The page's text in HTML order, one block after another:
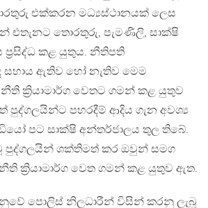
එක්කරන මධ්‍යස්ථානයක් ලෙස
එතැනට තොරතුරු, පැමණිලි, සාක්ෂි
ප්‍රසිද්ධ කළ යුතුය. නීතිපති
සහාය ඇතිව හෝ නැතිව මෙම
ක්‍රියාමාර්ග වෙතට ගමන් කළ යුතුව
පුද්ගලයින්ට පහරදීම් ආදිය ගැන අවශ්‍ය
පට සාක්ෂි අන්තර්ජාලය තුල තිබේ.
පුද්ගලයින් ශක්තිමත් කර ඔවුන් සමග
ක්‍රියාමාර්ග වෙත ගමන් කළ යුතුව ඇත.
පොලිස් නිලධාරීන් විසින් කරනු ලැබූ